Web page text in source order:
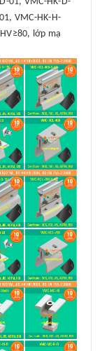
VMC-HK-H-
lớp mạ